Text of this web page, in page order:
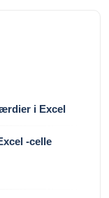
i Excel
-celle